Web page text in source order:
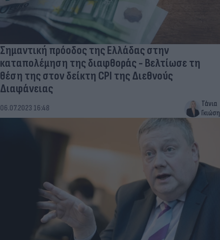
Σημαντική πρόοδος της Ελλάδας στην
καταπολέμηση της διαφθοράς - Βελτίωσε τη
θέση της στον δείκτη CPI της Διεθνούς
Διαφάνειας
06.07.2023 16:48
Τάνια
Γκιώση